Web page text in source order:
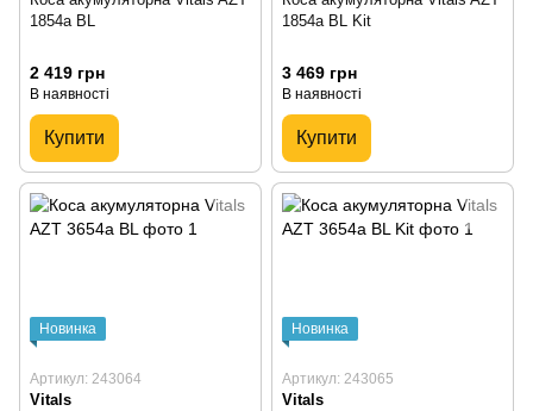
1854a BL
2 419 грн
В наявності
Купити
1854a BL Kit
3 469 грн
В наявності
Купити
Новинка
Артикул: 243064
Vitals
Новинка
Артикул: 243065
Vitals